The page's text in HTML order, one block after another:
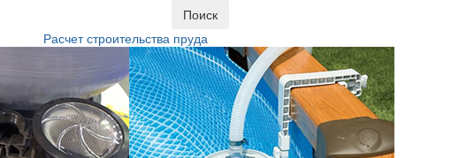
Поиск
Расчет строительства пруда